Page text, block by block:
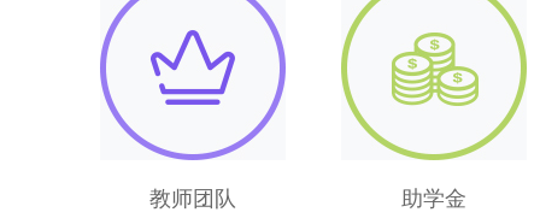
教师团队 助学金